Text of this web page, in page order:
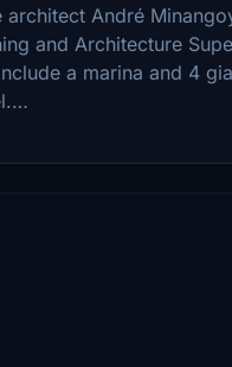
André
and Architecture
a marina and 4